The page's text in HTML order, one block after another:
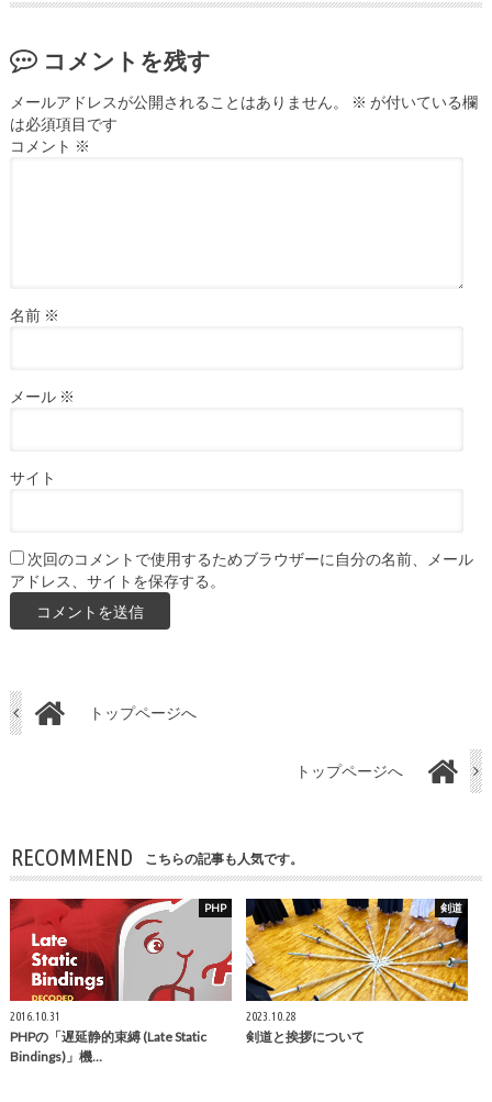
コメントを残す
メールアドレスが公開されることはありません。 ※ が付いている欄
は必須項目です
コメント ※
名前 ※
メール ※
サイト
次回のコメントで使用するためブラウザーに自分の名前、メール
アドレス、サイトを保存する。
トップページへ
トップページへ
RECOMMEND こちらの記事も人気です。
PHP
2016.10.31
PHPの「遅延静的束縛 (Late Static
Bindings)」機…
剣道
2023.10.28
剣道と挨拶について